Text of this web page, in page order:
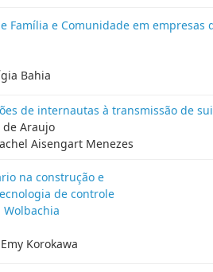
Família e Comunidade em empresas
Bahia
de internautas à transmissão de
de Araujo
Aisengart Menezes
na construção e
de controle
Wolbachia
Korokawa